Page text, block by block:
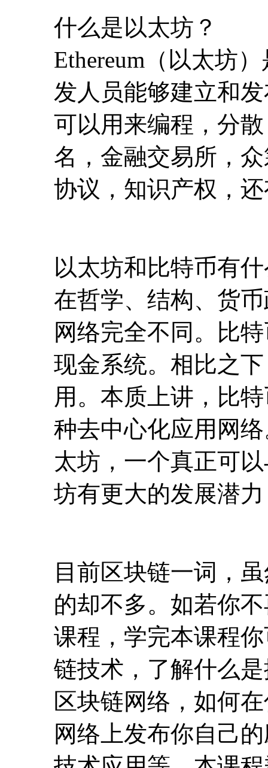
名，金融交易所，
协议，知识产权，
以太坊和比特币有
在哲学、结构、货
用。本质上讲，比
种去中心化应用网
太坊，一个真正可
坊有更大的发展潜
目前区块链一词，
的却不多。如若你
区块链网络，如何
网络上发布你自己
技术应用等。本课
践技能，确保让同
课程大纲
第1课. 区块链介绍